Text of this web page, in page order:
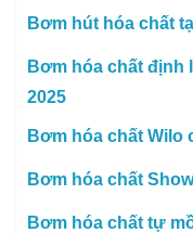
Bơm hút hóa chất
Bơm hóa chất
2025
Bơm hóa chất Wilo
Bơm hóa chất
Bơm hóa chất tự